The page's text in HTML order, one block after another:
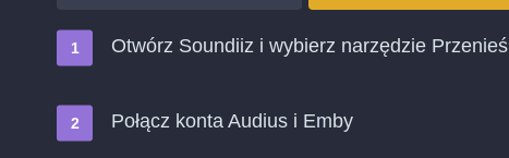
Otwórz Soundiiz i wybierz narzędzie Przenieś
Połącz konta Audius i Emby